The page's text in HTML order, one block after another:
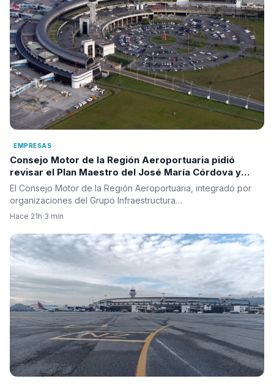
EMPRESAS
Consejo Motor de la Región Aeroportuaria pidió
revisar el Plan Maestro del José María Córdova y
reclamó una visión integral para la infraestructura
aérea del país
El Consejo Motor de la Región Aeroportuaria, integrado por
organizaciones del Grupo Infraestructura…
Hace 21h·3 min